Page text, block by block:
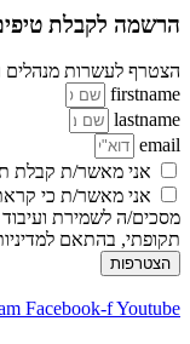
הרשמה לקבלת
הצטרף לעשרות מנהלים
firstname
lastname
email
אני מאשר/ת קבלת
אני מאשר/ת כי
מסכים/ה לשמירת
תקופתי, בהתאם
הצטרפות
Facebook-fYoutube